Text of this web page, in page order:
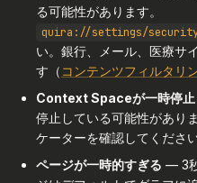
る可能性があります。
quira://settings/
い。銀行、メール、医療サ
す（ コンテンツフィルタリ
Context Spaceが一時停止
停止している可能性があり
ケーターを確認してください
ページが一時的すぎる — 3